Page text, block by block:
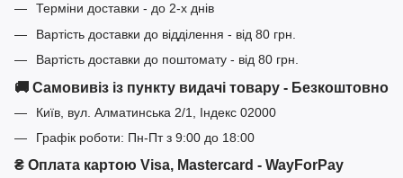
Терміни доставки - до 2-х днів
Вартість доставки до відділення - від 80 грн.
Вартість доставки до поштомату - від 80 грн.
🚚 Самовивіз із пункту видачі товару - Безкоштовно
Київ, вул. Алматинська 2/1, Індекс 02000
Графік роботи: Пн-Пт з 9:00 до 18:00
₴ Оплата картою Visa, Mastercard - WayForPay